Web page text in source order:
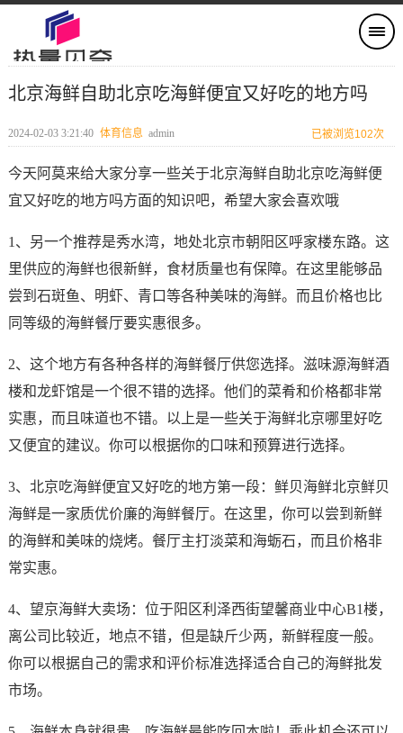
北京海鲜自助北京吃海鲜便宜又好吃的地方吗
2024-02-03 3:21:40 体育信息 admin 已被浏览102次
今天阿莫来给大家分享一些关于北京海鲜自助北京吃海鲜便
宜又好吃的地方吗方面的知识吧，希望大家会喜欢哦
1、另一个推荐是秀水湾，地处北京市朝阳区呼家楼东路。这
里供应的海鲜也很新鲜，食材质量也有保障。在这里能够品
尝到石斑鱼、明虾、青口等各种美味的海鲜。而且价格也比
同等级的海鲜餐厅要实惠很多。
2、这个地方有各种各样的海鲜餐厅供您选择。滋味源海鲜酒
楼和龙虾馆是一个很不错的选择。他们的菜肴和价格都非常
实惠，而且味道也不错。以上是一些关于海鲜北京哪里好吃
又便宜的建议。你可以根据你的口味和预算进行选择。
3、北京吃海鲜便宜又好吃的地方第一段：鲜贝海鲜北京鲜贝
海鲜是一家质优价廉的海鲜餐厅。在这里，你可以尝到新鲜
的海鲜和美味的烧烤。餐厅主打淡菜和海蛎石，而且价格非
常实惠。
4、望京海鲜大卖场：位于阳区利泽西街望馨商业中心B1楼，
离公司比较近，地点不错，但是缺斤少两，新鲜程度一般。
你可以根据自己的需求和评价标准选择适合自己的海鲜批发
市场。